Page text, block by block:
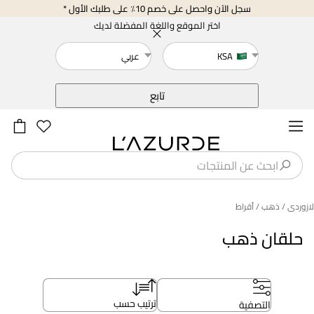
سجل الآن واحصل على خصم 10٪ على طلبك الأول *
اختر الموقع واللغة المفضلة لديك
KSA
عربي
تابع
حلقان ذهب
لازوردى/ ذهب/ أقراط
التصفية ترتيب حسب